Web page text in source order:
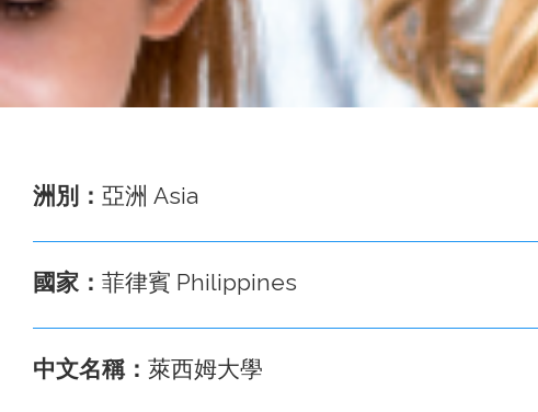
處
洲別： 亞洲 Asia
國家： 菲律賓 Philippines
中文名稱： 萊西姆大學